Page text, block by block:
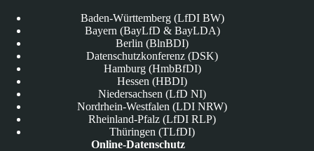
Baden-Württemberg (LfDI BW)
Bayern (BayLfD & BayLDA)
Berlin (BlnBDI)
Datenschutzkonferenz (DSK)
Hamburg (HmbBfDI)
Hessen (HBDI)
Niedersachsen (LfD NI)
Nordrhein-Westfalen (LDI NRW)
Rheinland-Pfalz (LfDI RLP)
Thüringen (TLfDI)
Online-Datenschutz